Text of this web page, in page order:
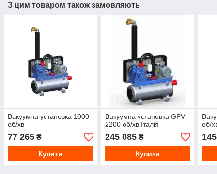
З цим товаром також замовляють
Вакуумна установка 1000
об/хв
77 265 ₴
Купити
Вакуумна установка GPV
2200 об/хв Італія
245 085₴
Купити
об/